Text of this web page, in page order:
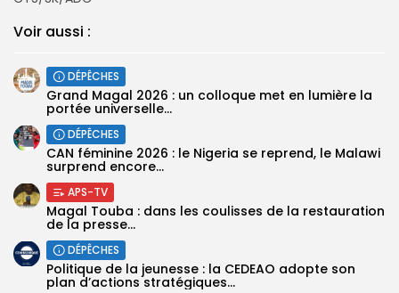
Voir aussi :
DÉPÊCHES
Grand Magal 2026 : un colloque met en lumière la
portée universelle...
DÉPÊCHES
‎CAN féminine 2026 : le Nigeria se reprend, le Malawi
surprend encore...
APS-TV
Magal Touba : dans les coulisses de la restauration
de la presse...
DÉPÊCHES
Politique de la jeunesse : la CEDEAO adopte son
plan d’actions stratégiques...